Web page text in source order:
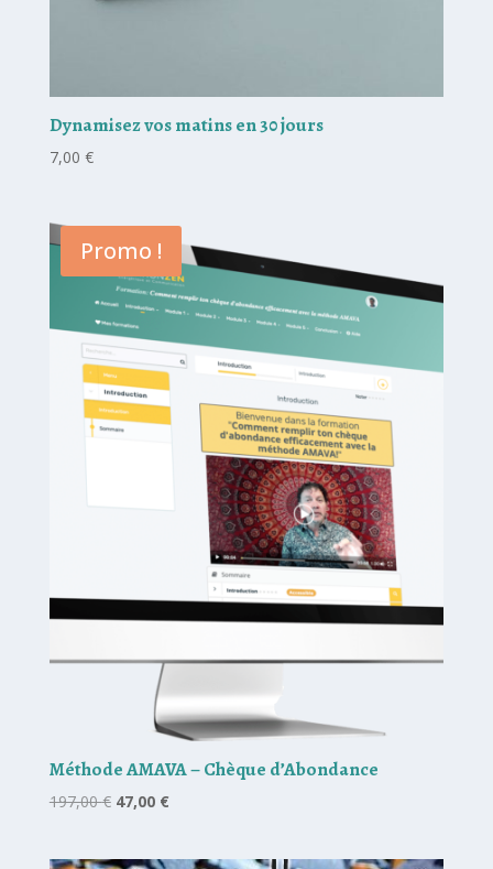
Dynamisez vos matins en 30 jours
7,00 €
Promo !
Méthode AMAVA – Chèque d’Abondance
197,00€ Le
47,00 €Le